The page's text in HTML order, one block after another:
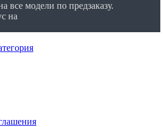
все модели по предзаказу.
на